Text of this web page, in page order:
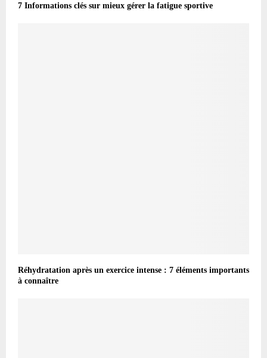
7 Informations clés sur mieux gérer la fatigue sportive
Réhydratation après un exercice intense : 7 éléments importants
à connaître